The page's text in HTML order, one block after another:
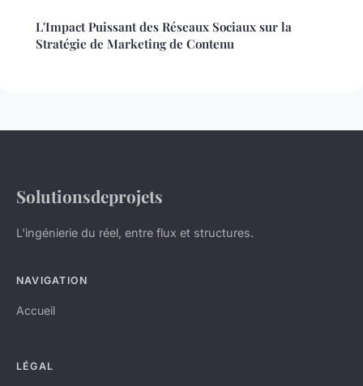
L'Impact Puissant des Réseaux Sociaux sur la
Stratégie de Marketing de Contenu
Solutionsdeprojets
L'ingénierie du réel, entre flux et structures.
NAVIGATION
Accueil
LÉGAL